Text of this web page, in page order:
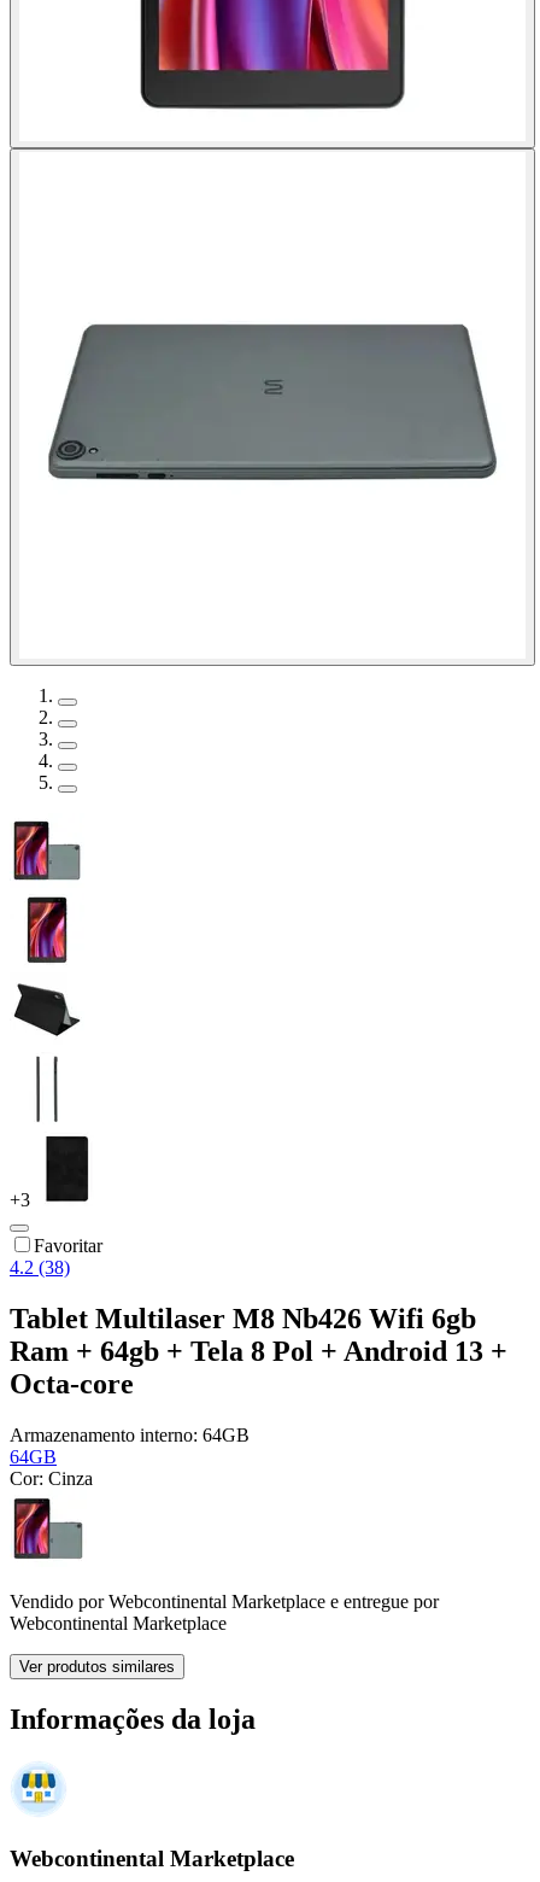
+3
Favoritar
4.2 (38)
Tablet Multilaser M8 Nb426 Wifi 6gb
Ram + 64gb + Tela 8 Pol + Android 13 +
Octa-core
Armazenamento interno: 64GB
64GB
Cor: Cinza
Vendido porWebcontinental Marketplace e entregue por
Webcontinental Marketplace
Ver produtos similares
Informações da loja
Webcontinental Marketplace